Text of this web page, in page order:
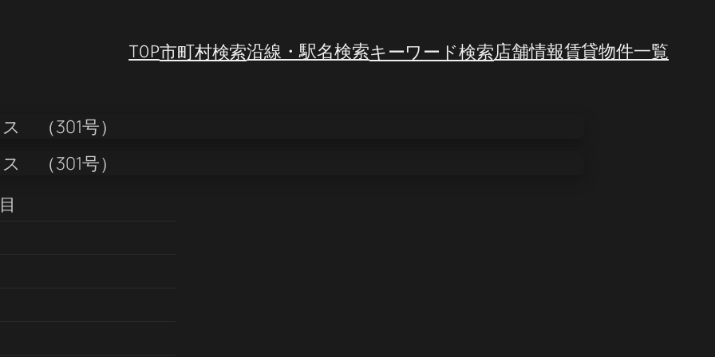
TOP市町村検索沿線・駅名検索キーワード検索店舗情報賃貸物件一覧